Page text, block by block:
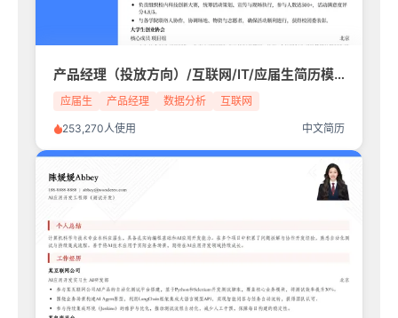
产品经理（投放方向）/互联网/IT/应届生简历模板
应届生 产品经理 数据分析 互联网
253,270人使用 中文简历